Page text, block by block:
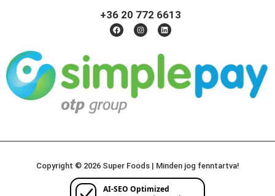
+36 20 772 6613
Copyright © 2026 Super Foods | Minden jog fenntartva!
AI-SEO Optimized